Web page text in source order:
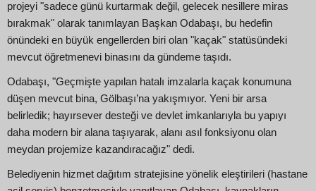
projeyi "sadece günü kurtarmak değil, gelecek nesillere miras
bırakmak" olarak tanımlayan Başkan Odabaşı, bu hedefin
önündeki en büyük engellerden biri olan "kaçak" statüsündeki
mevcut öğretmenevi binasını da gündeme taşıdı.
Odabaşı, "Geçmişte yapılan hatalı imzalarla kaçak konumuna
düşen mevcut bina, Gölbaşı’na yakışmıyor. Yeni bir arsa
belirledik; hayırsever desteği ve devlet imkanlarıyla bu yapıyı
daha modern bir alana taşıyarak, alanı asıl fonksiyonu olan
meydan projemize kazandıracağız" dedi.
Belediyenin hizmet dağıtım stratejisine yönelik eleştirileri (hastane